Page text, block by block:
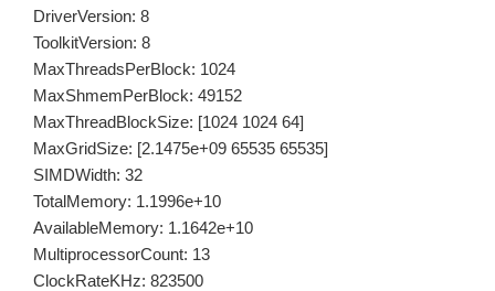
DriverVersion: 8
ToolkitVersion: 8
MaxThreadsPerBlock: 1024
MaxShmemPerBlock: 49152
MaxThreadBlockSize: [1024 1024 64]
MaxGridSize: [2.1475e+09 65535 65535]
SIMDWidth: 32
TotalMemory: 1.1996e+10
AvailableMemory: 1.1642e+10
MultiprocessorCount: 13
ClockRateKHz: 823500